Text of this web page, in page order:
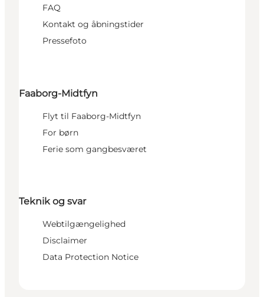
FAQ
Kontakt og åbningstider
Pressefoto
Faaborg-Midtfyn
Flyt til Faaborg-Midtfyn
For børn
Ferie som gangbesværet
Teknik og svar
Webtilgængelighed
Disclaimer
Data Protection Notice